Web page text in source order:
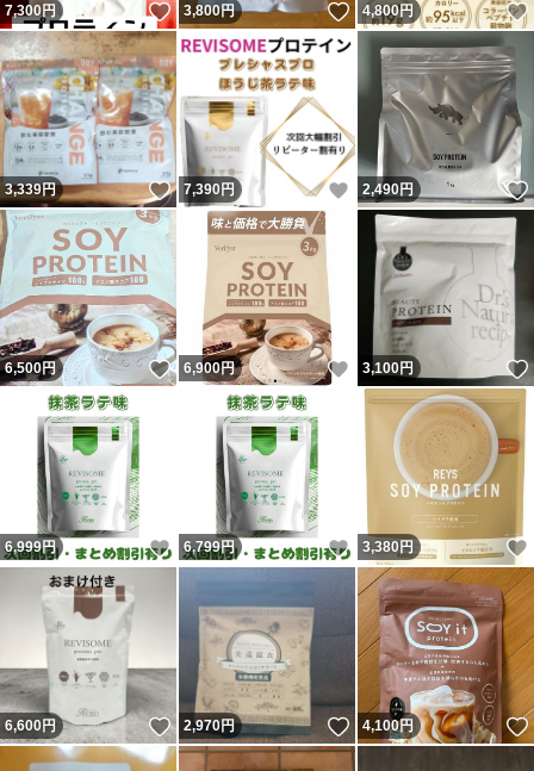
7,300円 いいね！
3,800円 いいね！
4,800円
3,339円 いいね！
7,390円 いいね！
2,490円
6,500円 いいね！
6,900円 いいね！
3,100円
6,999円 いいね！
6,799円 いいね！
3,380円
6,600円 いいね！
2,970円 いいね！
4,100円